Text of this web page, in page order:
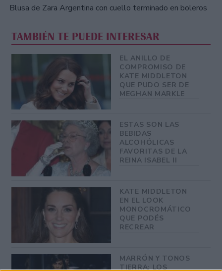
Blusa de Zara Argentina con cuello terminado en boleros
TAMBIÉN TE PUEDE INTERESAR
EL ANILLO DE
COMPROMISO DE
KATE MIDDLETON
QUE PUDO SER DE
MEGHAN MARKLE
ESTAS SON LAS
BEBIDAS
ALCOHÓLICAS
FAVORITAS DE LA
REINA ISABEL II
KATE MIDDLETON
EN EL LOOK
MONOCROMÁTICO
QUE PODÉS
RECREAR
MARRÓN Y TONOS
TIERRA: LOS